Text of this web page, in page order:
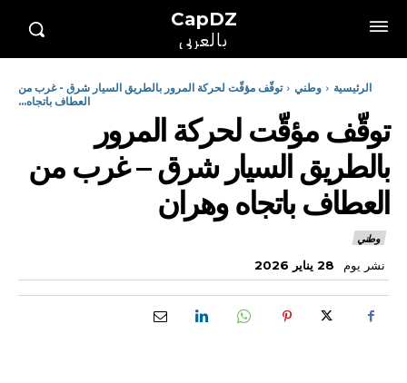
CapDZ
بالعربي
الرئيسية وطني
توقّف مؤقّت لحركة المرور بالطريق السيار شرق - غرب من
العطاف باتجاه...
توقّف مؤقّت لحركة المرور
بالطريق السيار شرق – غرب من
العطاف باتجاه وهران
وطني
نشر يوم 28 يناير 2026